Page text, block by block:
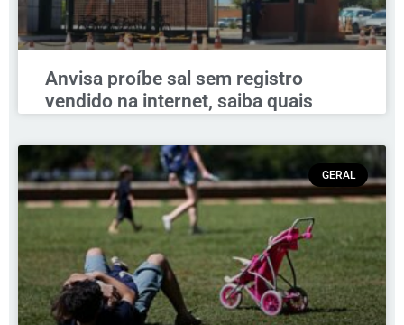
Anvisa proíbe sal sem registro
vendido na internet, saiba quais
GERAL